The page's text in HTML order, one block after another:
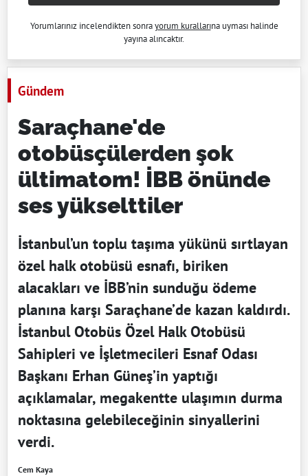
Yorumlarınız incelendikten sonrayorum kurallarına uyması halinde
yayına alıncaktır.
Gündem
Saraçhane'de
otobüsçülerden şok
ültimatom! İBB önünde
ses yükselttiler
İstanbul’un toplu taşıma yükünü sırtlayan
özel halk otobüsü esnafı, biriken
alacakları ve İBB’nin sunduğu ödeme
planına karşı Saraçhane’de kazan kaldırdı.
İstanbul Otobüs Özel Halk Otobüsü
Sahipleri ve İşletmecileri Esnaf Odası
Başkanı Erhan Güneş’in yaptığı
açıklamalar, megakentte ulaşımın durma
noktasına gelebileceğinin sinyallerini
verdi.
Cem Kaya